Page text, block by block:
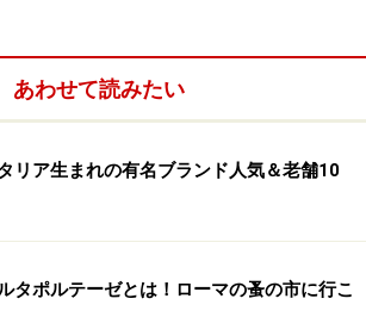
です。街の雑踏を感じる屋上テラスか
並みやヴェスビオ山も一望。爽快なナ
ます。
あわせて読みたい
リア生まれの有名ブランド人気＆老舗10
タポルテーゼとは！ローマの蚤の市に行こ